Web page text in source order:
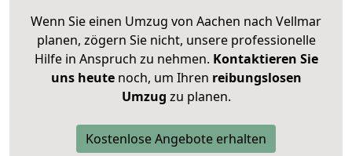
Wenn Sie einen Umzug von Aachen nach Vellmar
planen, zögern Sie nicht, unsere professionelle
Hilfe in Anspruch zu nehmen. Kontaktieren Sie
uns heutenoch, um Ihren reibungslosen
Umzug zu planen.
Kostenlose Angebote erhalten